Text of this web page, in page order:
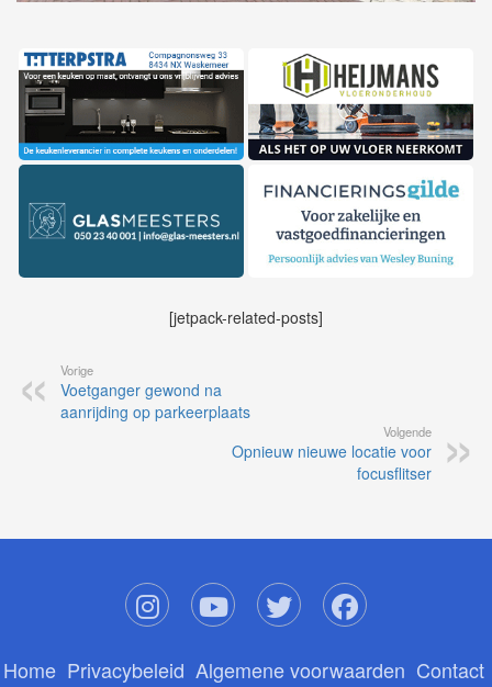
[jetpack-related-posts]
Vorige
Voetganger gewond na
aanrijding op parkeerplaats
Volgende
Opnieuw nieuwe locatie voor
focusflitser
Home Privacybeleid Algemene voorwaarden Contact